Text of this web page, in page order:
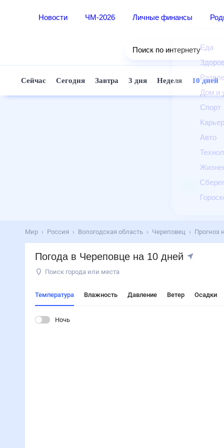
Новости ЧМ-2026 Личные финансы
Еда
Дом
Спорт
Авто
Поиск по интернету
Сейчас Сегодня Завтра 3 дня Неделя 10
Мир Россия Вологодская область Череповец Прогноз
Погода в Череповце на 10 дней
Поиск города или места
Температура Влажность Давление Ветер Осадки
Ночь